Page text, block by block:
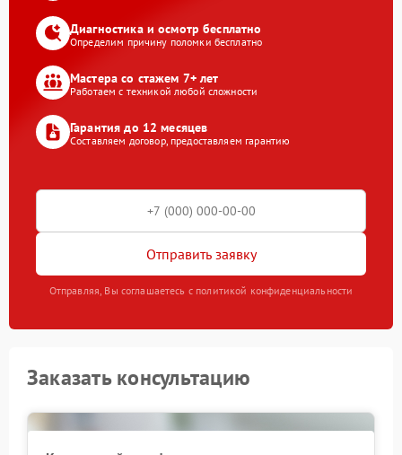
Диагностика и осмотр бесплатно
Определим причину поломки бесплатно
Мастера со стажем 7+ лет
Работаем с техникой любой сложности
Гарантия до 12 месяцев
Составляем договор, предоставляем гарантию
Отправить заявку
Отправляя, Вы соглашаетесь с политикой конфиденциальности
Заказать консультацию